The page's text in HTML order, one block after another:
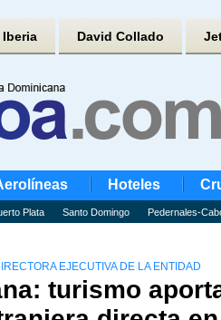
Iberia David Collado
Hoteles
Plata Santo Domingo Pedernales-
EJECUTIVA DE LA ENTIDAD
turismo